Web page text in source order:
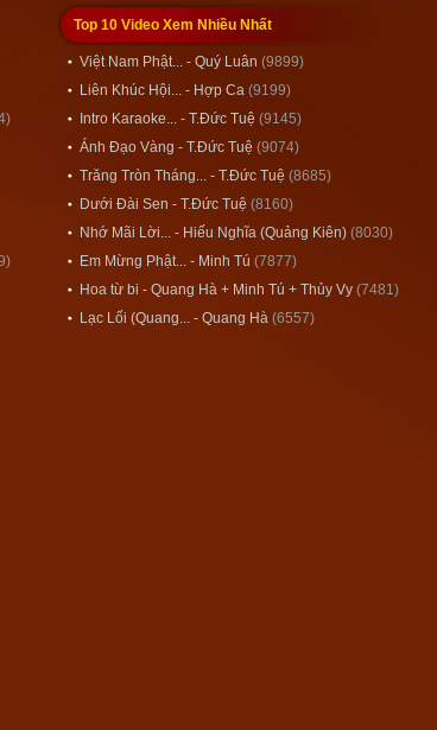
Top 10 Video Xem Nhiều Nhất
Việt Nam Phật... - Quý Luân (9899)
Liên Khúc Hội... - Hợp Ca (9199)
Intro Karaoke... - T.Đức Tuệ (9145)
Ánh Đạo Vàng - T.Đức Tuệ (9074)
Trăng Tròn Tháng... - T.Đức Tuệ (8685)
Dưới Đài Sen - T.Đức Tuệ (8160)
Nhớ Mãi Lời... - Hiếu Nghĩa (Quảng Kiên) (8030)
Em Mừng Phật... - Minh Tú (7877)
Hoa từ bi - Quang Hà + Minh Tú + Thủy Vy (7481)
Lạc Lối (Quang... - Quang Hà (6557)